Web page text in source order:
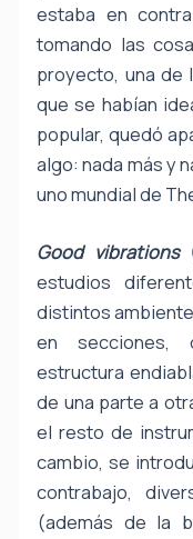
estaba en
tomando las
proyecto, una de
que se habían
popular, quedó
algo: nada más y
uno mundial de
Good vibrations
estudios
distintos
en secciones,
estructura
de una parte a
el resto de
cambio, se
contrabajo,
(además de la